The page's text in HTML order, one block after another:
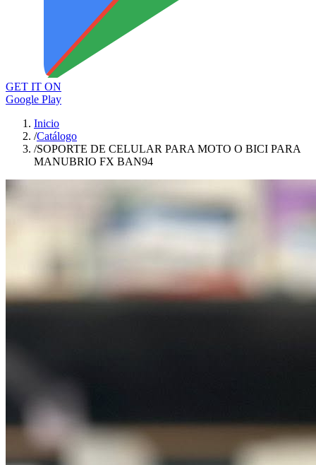
GET IT ON
Google Play
Inicio
/Catálogo
/SOPORTE DE CELULAR PARA MOTO O BICI PARA
MANUBRIO FX BAN94